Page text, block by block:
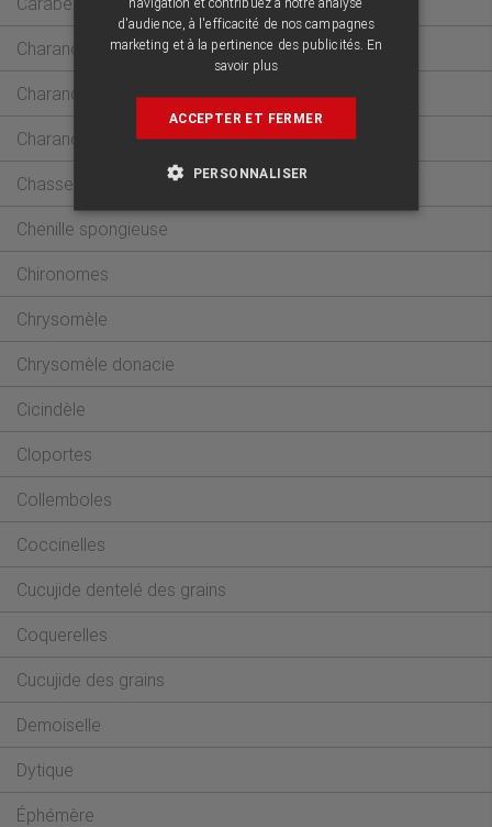
Charançon
Charançon des grains
Charançon noir de la vigne
Chasseur masqué
Chenille spongieuse
Chironomes
Chrysomèle
Chrysomèle donacie
Cicindèle
Cloportes
Collemboles
Coccinelles
Cucujide dentelé des grains
Coquerelles
Cucujide des grains
Demoiselle
Dytique
Éphémère
d'audience, à l'efficacité de nos campagnes
marketing et à la pertinence des publicités. En
savoir plus
ACCEPTER ET FERMER
PERSONNALISER